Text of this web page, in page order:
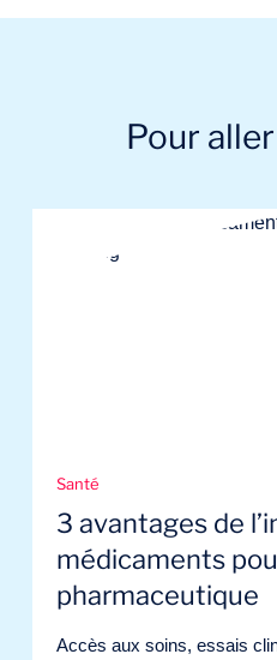
Pour aller
Santé
3 avantages de
médicaments
pharmaceutique
Accès aux soins, essais